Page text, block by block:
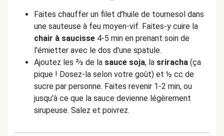
Faites chauffer un filet d’huile de tournesol dans
une sauteuse à feu moyen-vif. Faites-y cuire la
chair à saucisse 4-5 min en prenant soin de
l'émietter avec le dos d'une spatule.
Ajoutez les ⅔ de la sauce soja, la sriracha (ça
pique ! Dosez-la selon votre goût) et ½ cc de
sucre par personne. Faites revenir 1-2 min, ou
jusqu'à ce que la sauce devienne légèrement
sirupeuse. Salez et poivrez.